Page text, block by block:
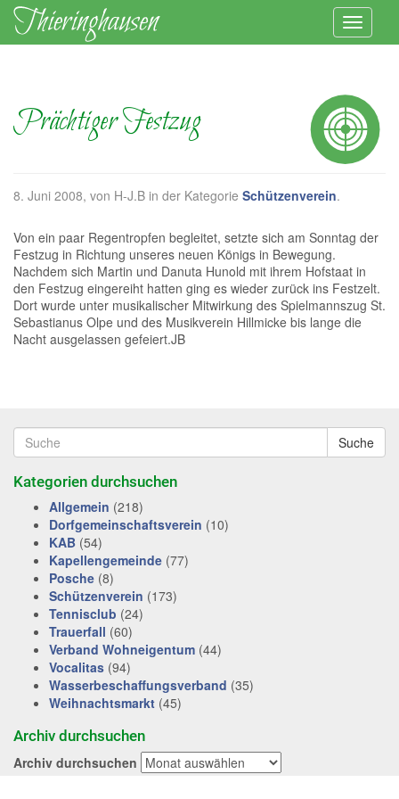
Prächtiger Festzug
8. Juni 2008, von H-J.B in der Kategorie Schützenverein.
Von ein paar Regentropfen begleitet, setzte sich am Sonntag der
Festzug in Richtung unseres neuen Königs in Bewegung.
Nachdem sich Martin und Danuta Hunold mit ihrem Hofstaat in
den Festzug eingereiht hatten ging es wieder zurück ins Festzelt.
Dort wurde unter musikalischer Mitwirkung des Spielmannszug St.
Sebastianus Olpe und des Musikverein Hillmicke bis lange die
Nacht ausgelassen gefeiert.JB
Suche
Kategorien durchsuchen
Allgemein (218)
Dorfgemeinschaftsverein (10)
KAB (54)
Kapellengemeinde (77)
Posche (8)
Schützenverein (173)
Tennisclub (24)
Trauerfall (60)
Verband Wohneigentum (44)
Vocalitas (94)
Wasserbeschaffungsverband (35)
Weihnachtsmarkt (45)
Archiv durchsuchen
Archiv durchsuchen